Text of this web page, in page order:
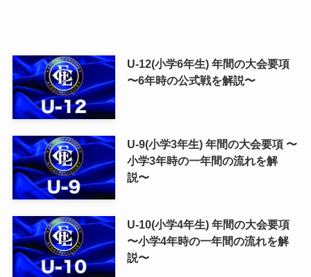
U-12(小学6年生) 年間の大会要項
〜6年時の公式戦を解説〜
U-9(小学3年生) 年間の大会要項 〜
小学3年時の一年間の流れを解
説〜
U-10(小学4年生) 年間の大会要項
〜小学4年時の一年間の流れを解
説〜